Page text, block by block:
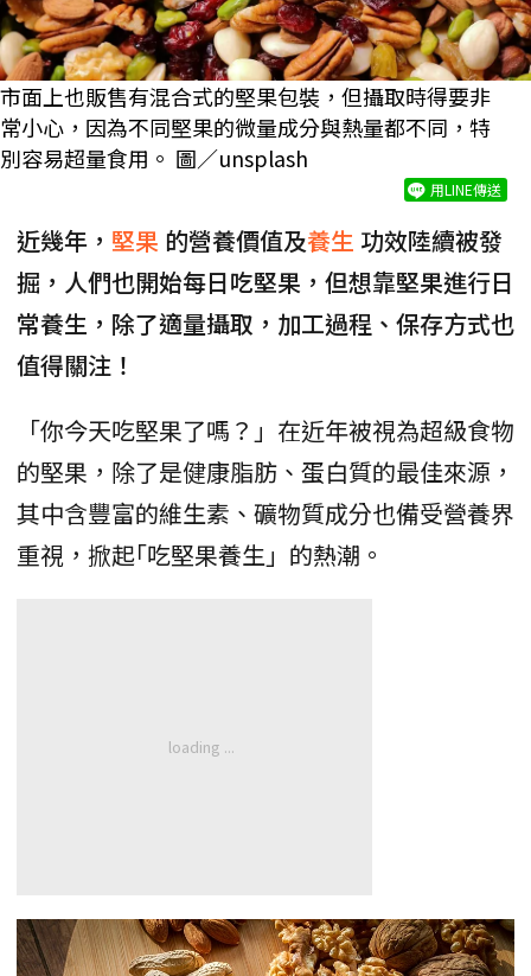
市面上也販售有混合式的堅果包裝，但攝取時得要非
常小心，因為不同堅果的微量成分與熱量都不同，特
別容易超量食用。 圖／unsplash
用LINE傳送
近幾年， 堅果 的營養價值及養生 功效陸續被發
掘，人們也開始每日吃堅果，但想靠堅果進行日
常養生，除了適量攝取，加工過程、保存方式也
值得關注！
「你今天吃堅果了嗎？」在近年被視為超級食物
的堅果，除了是健康脂肪、蛋白質的最佳來源，
其中含豐富的維生素、礦物質成分也備受營養界
重視，掀起｢吃堅果養生」的熱潮。